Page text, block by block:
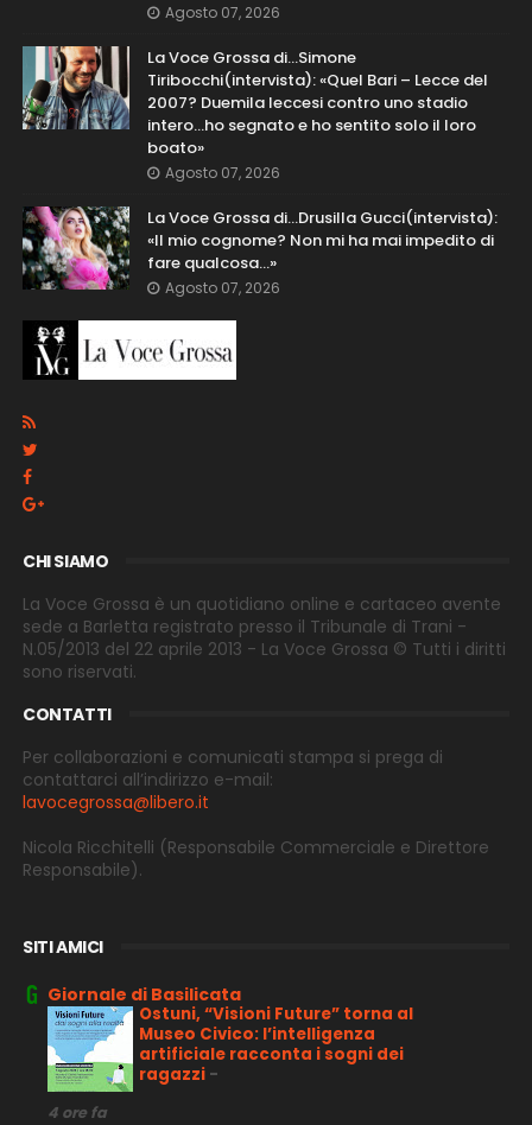
Agosto 07, 2026
La Voce Grossa di…Simone
Tiribocchi(intervista): «Quel Bari – Lecce del
2007? Duemila leccesi contro uno stadio
intero...ho segnato e ho sentito solo il loro
boato»
Agosto 07, 2026
La Voce Grossa di…Drusilla Gucci(intervista):
«Il mio cognome? Non mi ha mai impedito di
fare qualcosa…»
Agosto 07, 2026
CHI SIAMO
La Voce Grossa è un quotidiano online e cartaceo avente
sede a Barletta registrato presso il Tribunale di Trani -
N.05/2013 del 22 aprile 2013 - La Voce Grossa © Tutti i diritti
sono riservati.
CONTATTI
Per collaborazioni e comunicati stampa si prega di
contattarci all’indirizzo e-mail:
lavocegrossa@libero.it
Nicola Ricchitelli (Responsabile Commerciale e Direttore
Responsabile).
SITI AMICI
Giornale di Basilicata
Ostuni, “Visioni Future” torna al
Museo Civico: l’intelligenza
artificiale racconta i sogni dei
ragazzi -
4 ore fa